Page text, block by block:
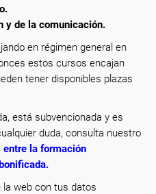
y de la comunicación.
en régimen general en
estos cursos encajan
tener disponibles plazas
está subvencionada y es
duda, consulta nuestro
la formación
.
web con tus datos